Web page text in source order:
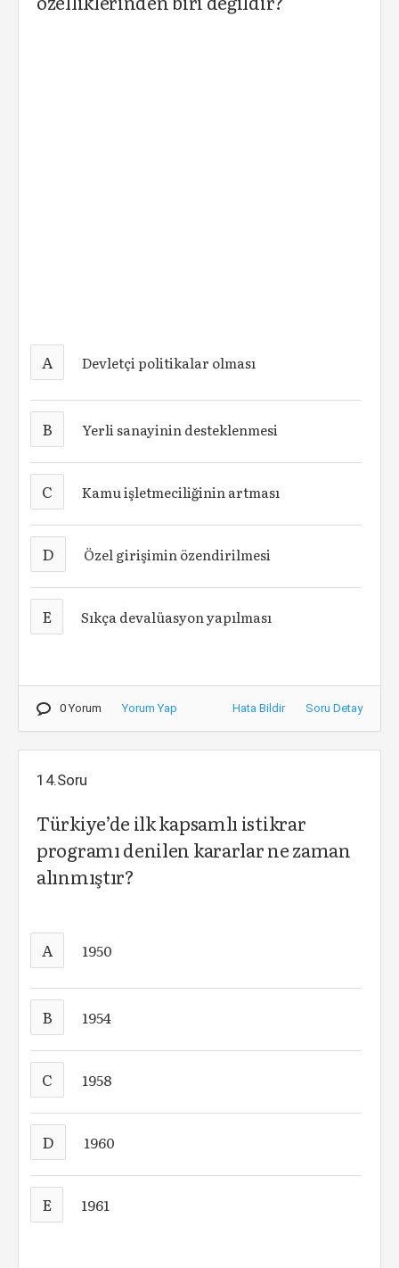
A Devletçi politikalar olması
B Yerli sanayinin desteklenmesi
C Kamu işletmeciliğinin artması
D Özel girişimin özendirilmesi
E Sıkça devalüasyon yapılması
0 Yorum Yorum Yap Hata Bildir Soru Detay
14.Soru
Türkiye’de ilk kapsamlı istikrar
programı denilen kararlar ne zaman
alınmıştır?
A 1950
B 1954
C 1958
D 1960
E 1961